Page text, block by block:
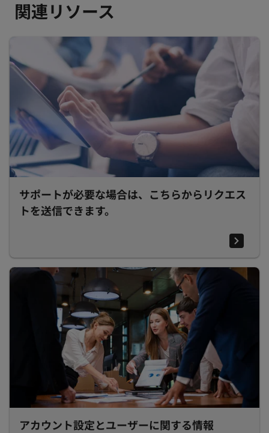
関連リソース
サポートが必要な場合は、こちらからリクエス
トを送信できます。
アカウント設定とユーザーに関する情報